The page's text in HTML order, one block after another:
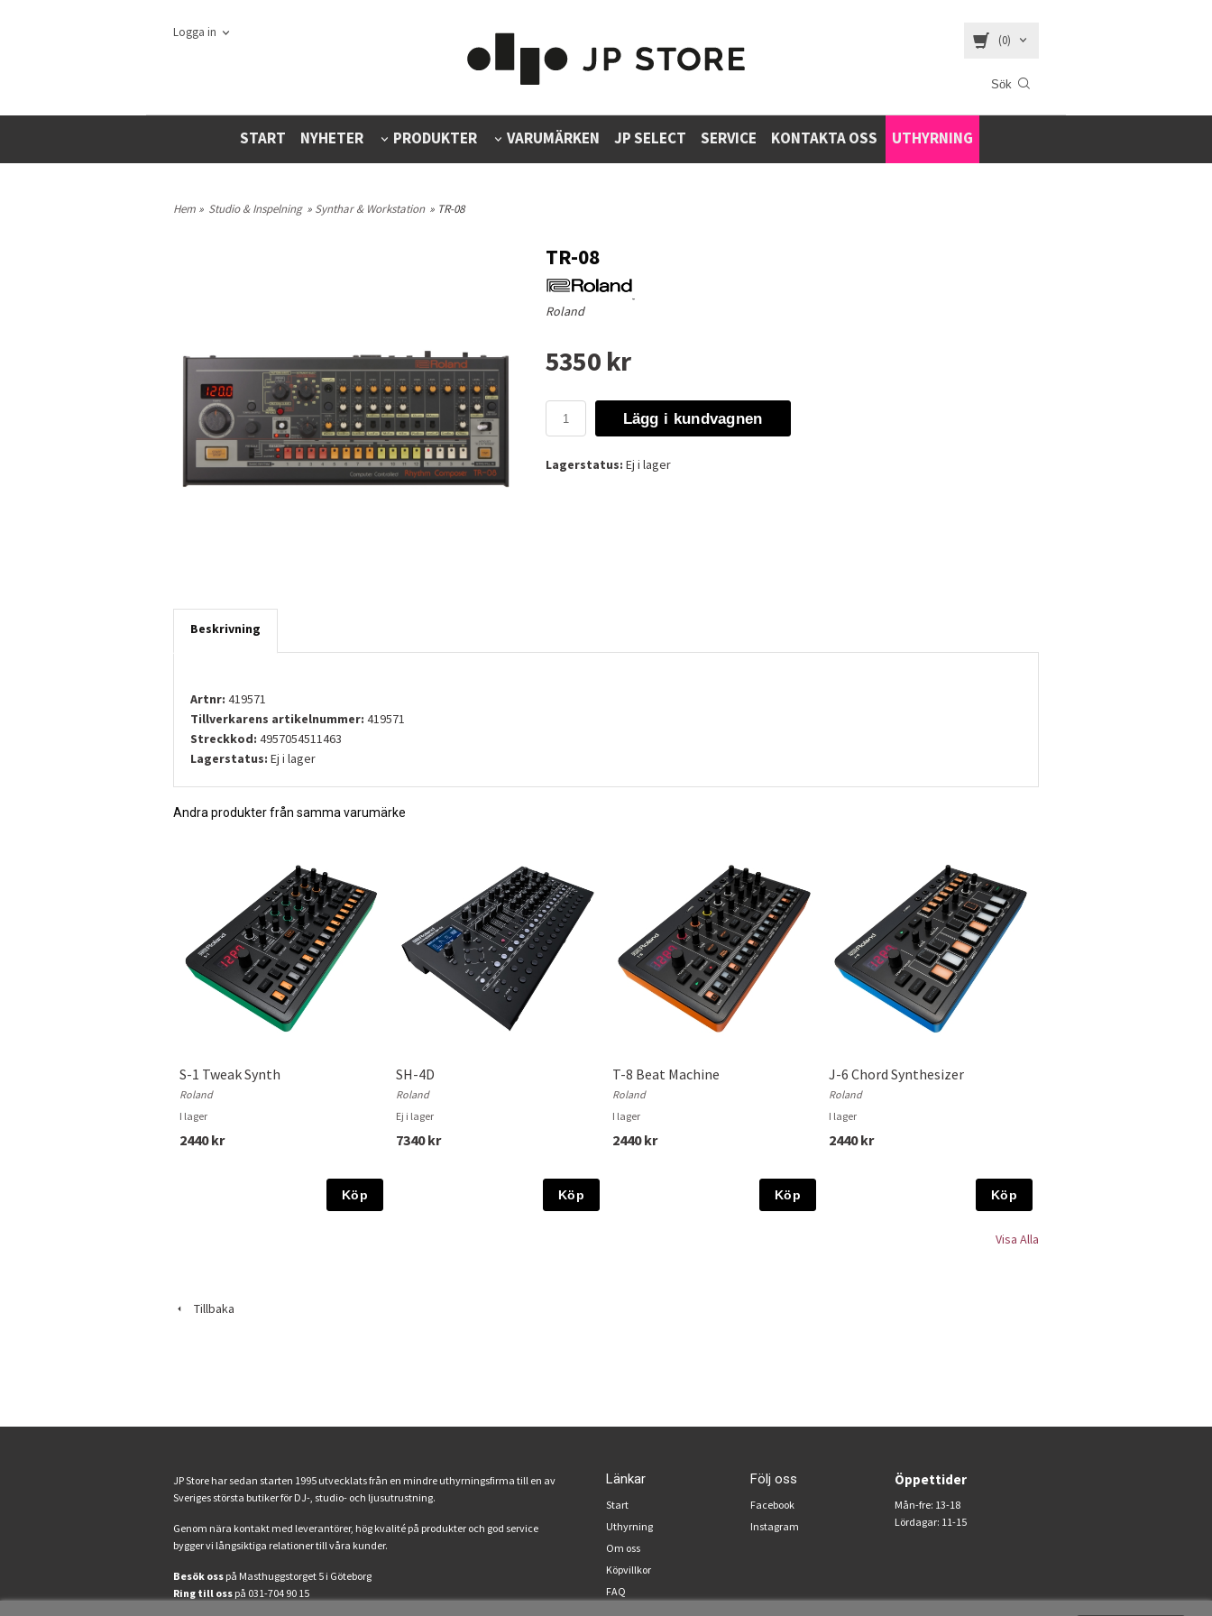
Logga in
(0)
START NYHETER PRODUKTER VARUMÄRKEN JP SELECT SERVICE KONTAKTA OSS UTHYRNING
Hem » Studio & Inspelning » Synthar & Workstation » TR-08
TR-08
Roland
5350 kr
Lägg i kundvagnen
Lagerstatus: Ej i lager
Beskrivning
Artnr: 419571
Tillverkarens artikelnummer: 419571
Streckkod: 4957054511463
Lagerstatus: Ej i lager
Andra produkter från samma varumärke
S-1 Tweak Synth
Roland
I lager
2440 kr
Köp
SH-4D
Roland
Ej i lager
7340 kr
Köp
T-8 Beat Machine
Roland
I lager
2440 kr
Köp
J-6 Chord Synthesizer
Roland
I lager
2440 kr
Köp
Visa Alla
Tillbaka
JP Store har sedan starten 1995 utvecklats från en mindre uthyrningsfirma till en av
Sveriges största butiker för DJ-, studio- och ljusutrustning.
Genom nära kontakt med leverantörer, hög kvalité på produkter och god service
bygger vi långsiktiga relationer till våra kunder.
Besök oss på Masthuggstorget 5 i Göteborg
Ring till oss på 031-704 90 15
Länkar
Start
Uthyrning
Om oss
Köpvillkor
FAQ
Följ oss
Facebook
Instagram
Öppettider
Mån-fre: 13-18
Lördagar: 11-15